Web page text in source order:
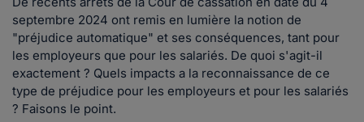
septembre 2024 ont remis en lumière la notion de
"préjudice automatique" et ses conséquences, tant pour
les employeurs que pour les salariés. De quoi s'agit-il
exactement ? Quels impacts a la reconnaissance de ce
type de préjudice pour les employeurs et pour les salariés
? Faisons le point.